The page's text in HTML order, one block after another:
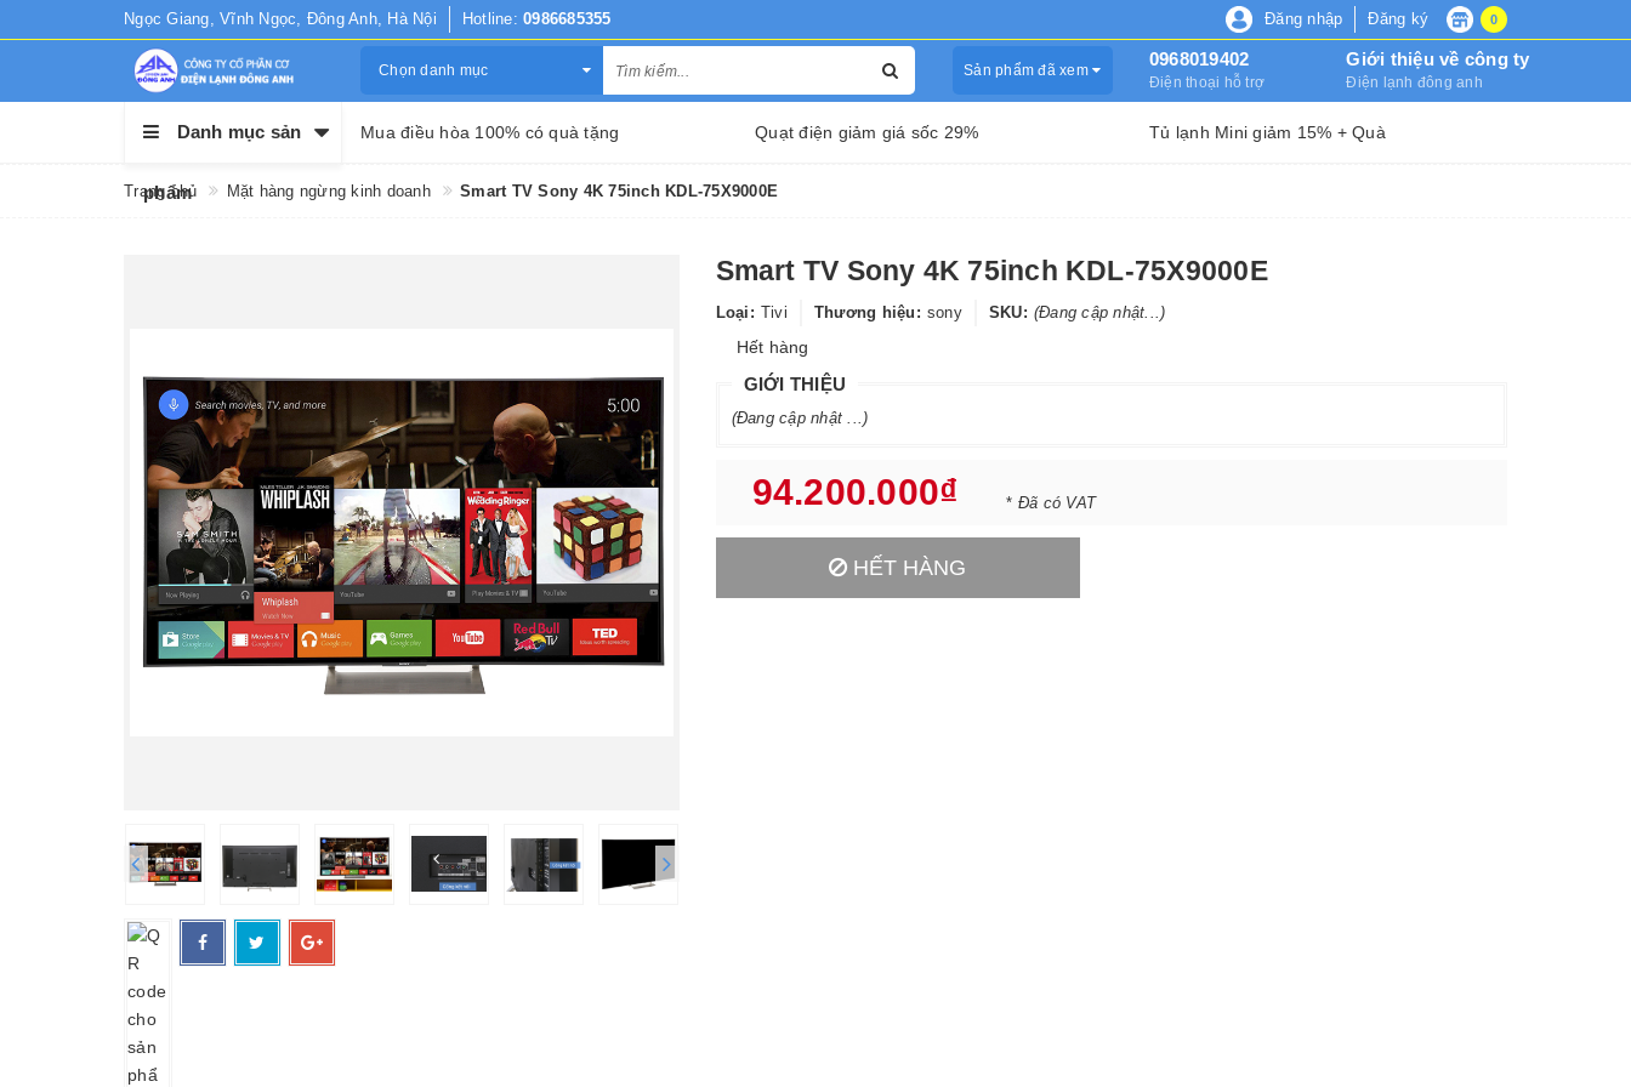
Ngọc Giang, Vĩnh Ngọc, Đông Anh, Hà Nội Hotline: 0986685355 0
Đăng nhập Đăng ký
Chọn danh mục Sản phẩm đã xem
0968019402
Điện thoại hỗ trợ
Giới thiệu về công ty
Điện lạnh đông anh
Danh mục sản
phẩm
Mua điều hòa 100% có quà tặng Quạt điện giảm giá sốc 29% Tủ lạnh Mini giảm 15% + Quà
Trang chủ Mặt hàng ngừng kinh doanh Smart TV Sony 4K 75inch KDL-75X9000E
Smart TV Sony 4K 75inch KDL-75X9000E
Loại: Tivi Thương hiệu: sony SKU: (Đang cập nhật...)
Hết hàng
GIỚI THIỆU
(Đang cập nhật ...)
94.200.000₫ * Đã có VAT
HẾT HÀNG